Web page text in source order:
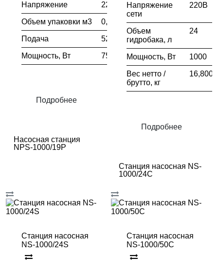
Напряжение 220В
Объем упаковки м3 0,074
Подача 52л/мин.
Мощность, Вт 750
Подробнее
Насосная станция
NPS-1000/19P
Напряжение
сети
220В
Объем
гидробака, л
24
Мощность, Вт 1000
Вес нетто /
брутто, кг
16,800/
Подробнее
Станция насосная NS-
1000/24C
Станция насосная
NS-1000/24S
Станция насосная
NS-1000/50C